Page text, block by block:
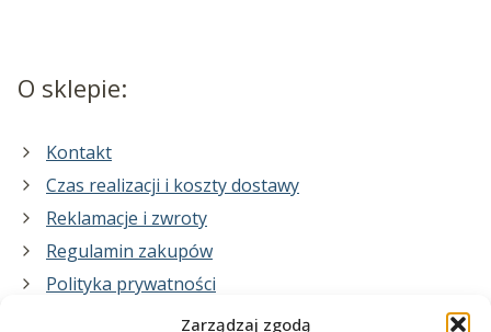
Zarządzaj zgodą
O sklepie:
Kontakt
Czas realizacji i koszty dostawy
Reklamacje i zwroty
Regulamin zakupów
Polityka prywatności